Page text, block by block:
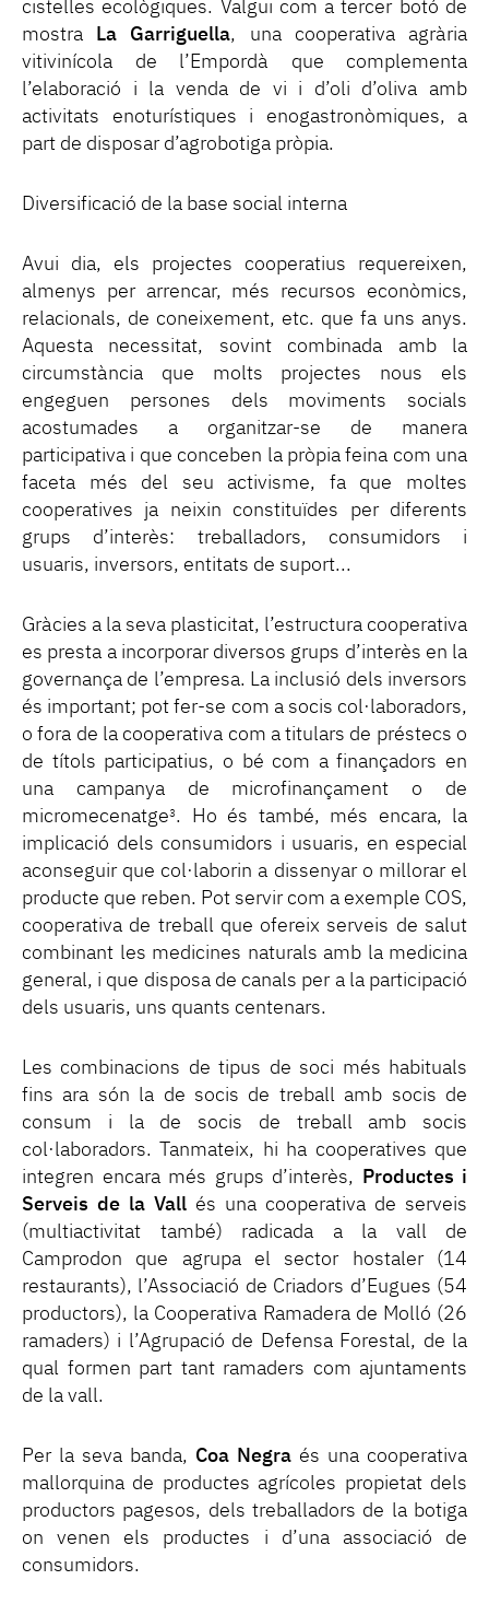
cistelles ecològiques. Valgui com a tercer botó de
mostra
La Garriguella, una cooperativa agrària
vitivinícola de l’Empordà que complementa
l’elaboració i la venda de vi i d’oli d’oliva amb
activitats enoturístiques i enogastronòmiques, a
part de disposar d’agrobotiga pròpia.
Diversificació de la base social interna
Avui dia, els projectes cooperatius requereixen,
almenys per arrencar, més recursos econòmics,
relacionals, de coneixement, etc. que fa uns anys.
Aquesta necessitat, sovint combinada amb la
circumstància que molts projectes nous els
engeguen persones dels moviments socials
acostumades a organitzar-se de manera
participativa i que conceben la pròpia feina com una
faceta més del seu activisme, fa que moltes
cooperatives ja neixin constituïdes per diferents
grups d’interès: treballadors, consumidors i
usuaris, inversors, entitats de suport...
Gràcies a la seva plasticitat, l’estructura cooperativa
es presta a incorporar diversos grups d’interès en la
governança de l’empresa. La inclusió dels inversors
és important; pot fer-se com a socis col·laboradors,
o fora de la cooperativa com a titulars de préstecs o
de títols participatius, o bé com a finançadors en
una campanya de microfinançament o de
micromecenatge3 . Ho és també, més encara, la
implicació dels consumidors i usuaris, en especial
aconseguir que col·laborin a dissenyar o millorar el
producte que reben. Pot servir com a exemple COS,
cooperativa de treball que ofereix serveis de salut
combinant les medicines naturals amb la medicina
general, i que disposa de canals per a la participació
dels usuaris, uns quants centenars.
Les combinacions de tipus de soci més habituals
fins ara són la de socis de treball amb socis de
consum i la de socis de treball amb socis
col·laboradors. Tanmateix, hi ha cooperatives que
integren encara més grups d’interès,
Productes i
Serveis de la Vall és una cooperativa de serveis
(multiactivitat també) radicada a la vall de
Camprodon que agrupa el sector hostaler (14
restaurants), l’Associació de Criadors d’Eugues (54
productors), la Cooperativa Ramadera de Molló (26
ramaders) i l’Agrupació de Defensa Forestal, de la
qual formen part tant ramaders com ajuntaments
de la vall.
Per la seva banda, Coa Negra és una cooperativa
mallorquina de productes agrícoles propietat dels
productors pagesos, dels treballadors de la botiga
on venen els productes i d’una associació de
consumidors.